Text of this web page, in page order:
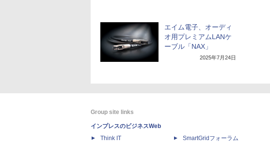
エイム電子、オーディ
オ用プレミアムLANケ
ーブル「NAX」
2025年7月24日
Group site links
インプレスのビジネスWeb
Think IT
SmartGridフォーラム